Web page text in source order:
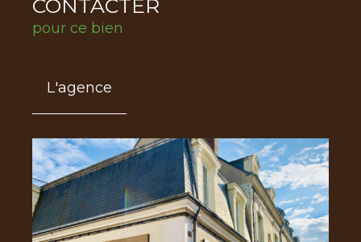
CONTACTER
pour ce bien
L'agence